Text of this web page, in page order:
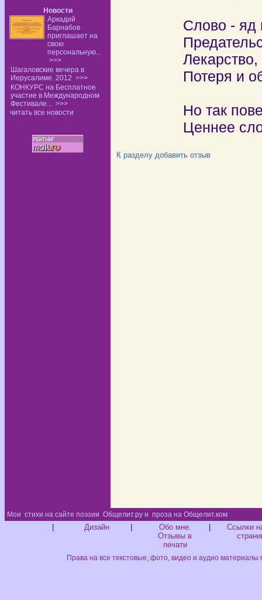
Новости
Аркадий
Барнабов
приглашает на
свою
персональную...
>>>
Шагаловские вечера в
Иерусалиме. 2012 >>>
КОНКУРС на Бесплатное
участие в Международном
Фестивале... >>>
читать все новости
Слово - яд
Потеря и
Но так
Ценнее
К разделу добавить отзыв
Мои стихи на сайте поэзии Общелит.ру и проза на Общелит.ком
Дизайн
Обо мне.
Отзывы в
печати
Ссылки
Права на все текстовые, фото, видео и аудио